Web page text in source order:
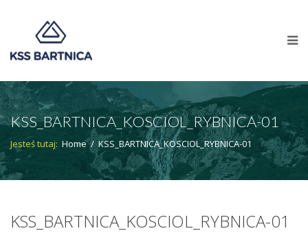
KSS_BARTNICA_KOSCIOL_RYBNICA-01
Jesteś tutaj: Home / KSS_BARTNICA_KOSCIOL_RYBNICA-01
KSS_BARTNICA_KOSCIOL_RYBNICA-01